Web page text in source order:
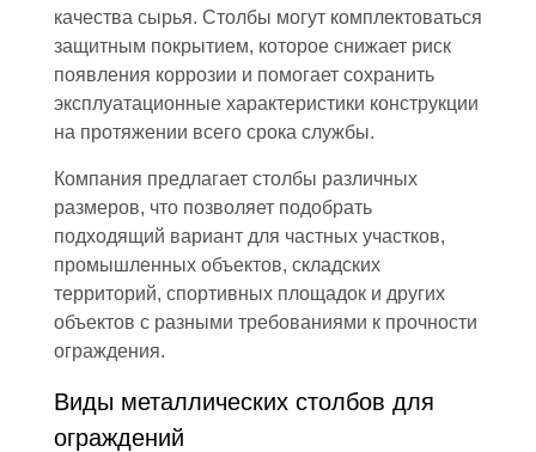
качества сырья. Столбы могут комплектоваться
защитным покрытием, которое снижает риск
появления коррозии и помогает сохранить
эксплуатационные характеристики конструкции
на протяжении всего срока службы.
Компания предлагает столбы различных
размеров, что позволяет подобрать
подходящий вариант для частных участков,
промышленных объектов, складских
территорий, спортивных площадок и других
объектов с разными требованиями к прочности
ограждения.
Виды металлических столбов для
ограждений